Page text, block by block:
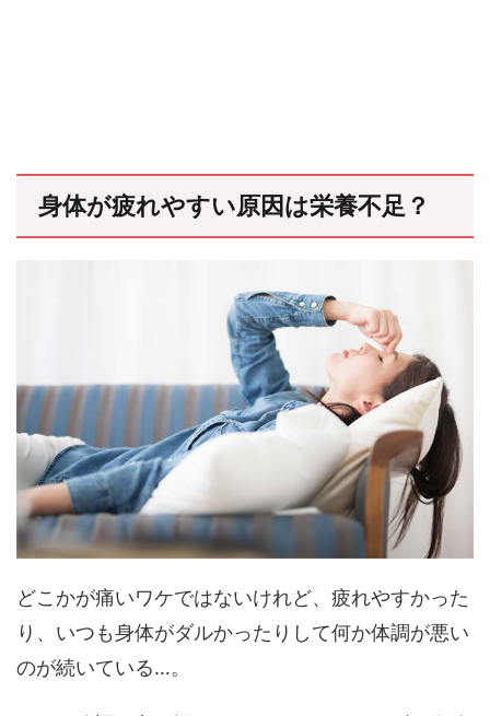
身体が疲れやすい原因は栄養不足？
どこかが痛いワケではないけれど、疲れやすかった
り、いつも身体がダルかったりして何か体調が悪い
のが続いている…。